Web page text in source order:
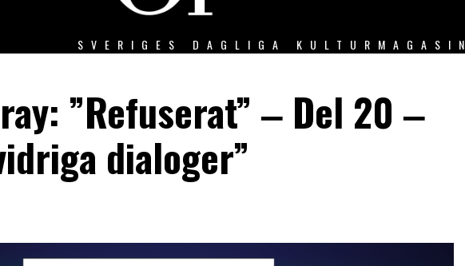
SVERIGES DAGLIGA KULTURMAGASIN
”Refuserat” ‒ Del 20 ‒
dialoger”